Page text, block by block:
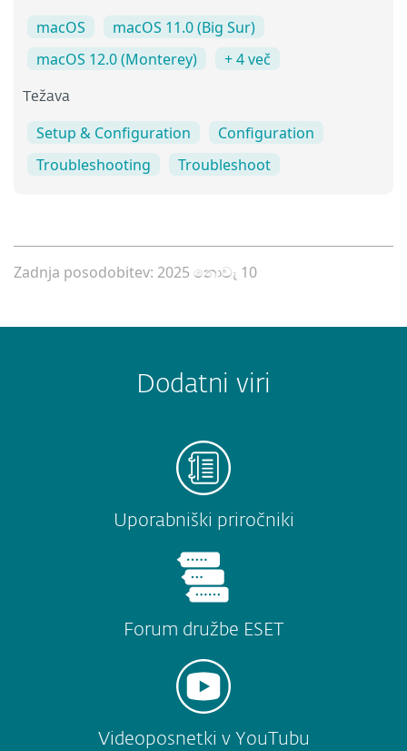
macOS
macOS 11.0 (Big Sur)
macOS 12.0 (Monterey)
+ 4 več
Težava
Setup & Configuration
Configuration
Troubleshooting
Troubleshoot
Zadnja posodobitev: 2025 නොවැ 10
Dodatni viri
Uporabniški priročniki
Forum družbe ESET
Videoposnetki v YouTubu